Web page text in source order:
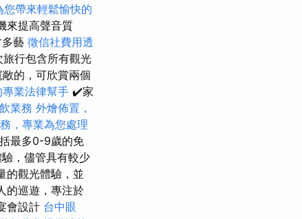
帶來輕鬆愉快的
來提高聲音質
藝 徵信社費用透
旅行包含所有觀光
的，可欣賞兩個
業法律幫手 ✔️家
業務 外燴佈置，
，專業為您處理
最多0-9歲的免
，儘管具有較少
的觀光體驗，並
的巡遊，專注於
會設計 台中眼